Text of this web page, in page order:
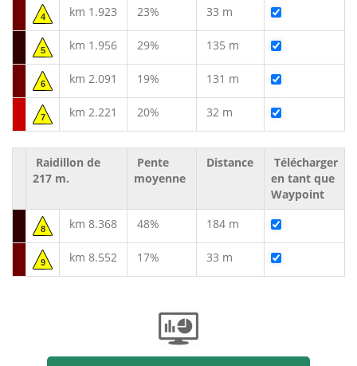
4 km 1.923 23% 33 m
5 km 1.956 29% 135 m
6 km 2.091 19% 131 m
7 km 2.221 20% 32 m
Raidillon de
217 m.
Pente
moyenne
Distance
Télécharger
en tant que
Waypoint
8 km 8.368 48% 184 m
9 km 8.552 17% 33 m